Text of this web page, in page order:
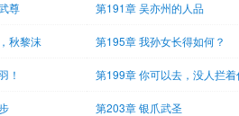
尊 第191章 吴亦州的人品
秋黎沫 第195章 我孙女长得如何？
！ 第199章 你可以去，没人拦着
第203章 银爪武圣